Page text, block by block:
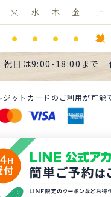
火 水 木 金 土
⚫︎ ⚫︎ ⚫︎ ⚫︎
祝日は9:00-18:00まで
ットカードのご利用が可能